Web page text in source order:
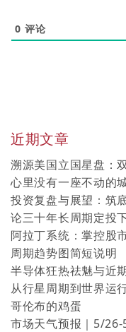
0 评论
近期文章
溯源美国立国星盘：
心里没有一座不动的
投资复盘与展望：筑
论三十年长周期定投
阿拉丁系统：掌控股
周期趋势图简短说明
半导体狂热祛魅与近
从行星周期到世界运
哥伦布的鸡蛋
市场天气预报｜5/